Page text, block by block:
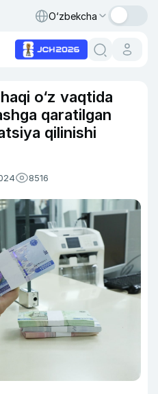
O‘zbekcha
o‘z vaqtida
qaratilgan
qilinishi
8516